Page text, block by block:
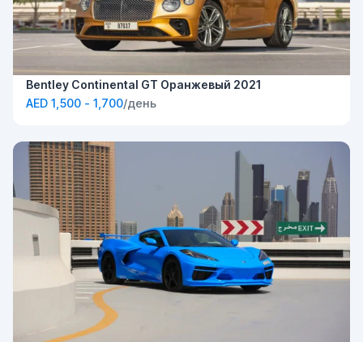
Bentley Continental GT Оранжевый 2021
AED 1,500 - 1,700/день